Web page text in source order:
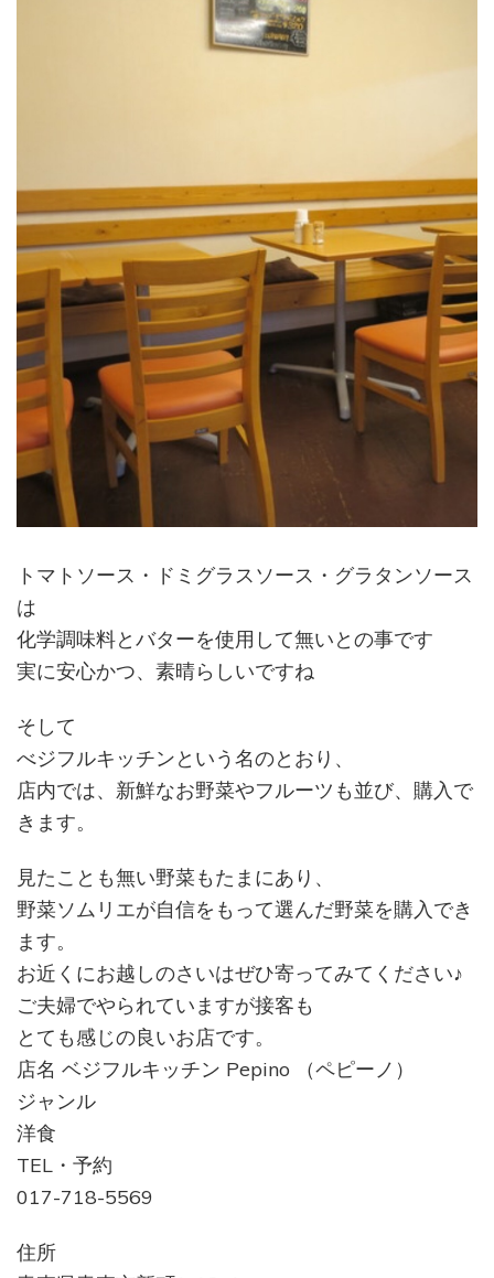
トマトソース・ドミグラスソース・グラタンソース
は
化学調味料とバターを使用して無いとの事です
実に安心かつ、素晴らしいですね
そして
べジフルキッチンという名のとおり、
店内では、新鮮なお野菜やフルーツも並び、購入で
きます。
見たことも無い野菜もたまにあり、
野菜ソムリエが自信をもって選んだ野菜を購入でき
ます。
お近くにお越しのさいはぜひ寄ってみてください♪
ご夫婦でやられていますが接客も
とても感じの良いお店です。
店名 ベジフルキッチン Pepino （ペピーノ）
ジャンル
洋食
TEL・予約
017-718-5569
住所